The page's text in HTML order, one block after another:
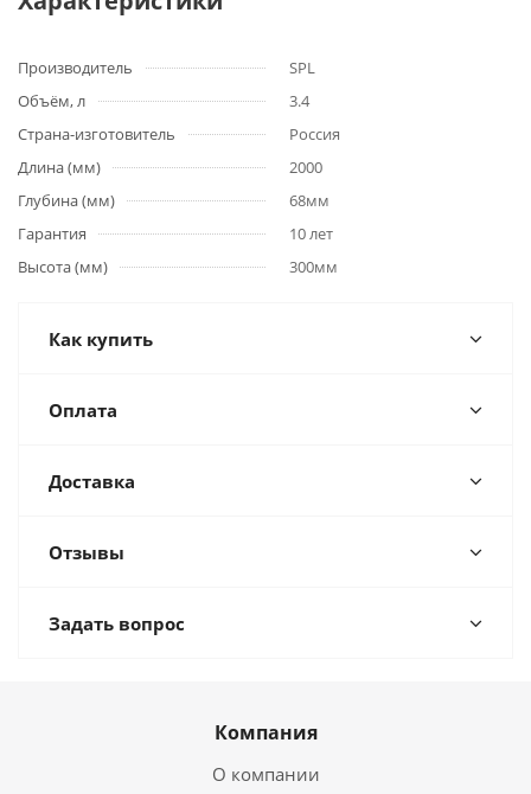
Производитель
SPL
Объём, л
3.4
Страна-изготовитель
Россия
Длина (мм)
2000
Глубина (мм)
68мм
Гарантия
10 лет
Высота (мм)
300мм
Как купить
Оплата
Доставка
Отзывы
Задать вопрос
Компания
О компании